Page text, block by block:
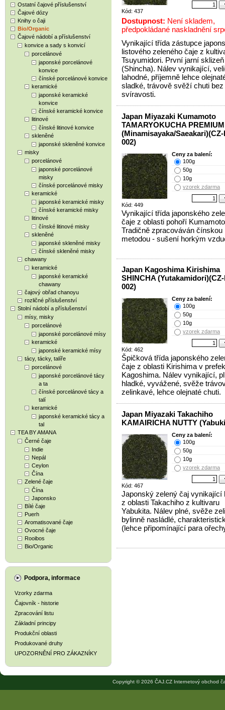
Ostatní čajové příslušenství
Čajové dózy
Knihy o čaji
Bio/Organic
Čajové nádobí a příslušenství
konvice a sady s konvicí
porcelánové
japonské porcelánové
konvice
čínské porcelánové konvice
keramické
japonské keramické
konvice
čínské keramické konvice
litinové
čínské litinové konvice
skleněné
japonské skleněné konvice
misky
porcelánové
japonské porcelánové
misky
čínské porcelánové misky
keramické
japonské keramické misky
čínské keramické misky
litinové
čínské litinové misky
skleněné
japonské skleněné misky
čínské skleněné misky
chawany
keramické
japonské keramické
chawany
čajový obřad chanoyu
rozličné příslušenství
Stolní nádobí a příslušenství
mísy, misky
porcelánové
japonské porcelánové mísy
keramické
japonské keramické mísy
tácy, tácky, talíře
porcelánové
japonské porcelánové tácy
a ta
čínské porcelánové tácy a
talí
keramické
japonské keramické tácy a
tal
TEA BY AMANA
Černé čaje
Indie
Nepál
Ceylon
Čína
Zelené čaje
Čína
Japonsko
Bílé čaje
Puerh
Aromatisované čaje
Ovocné čaje
Rooibos
Bio/Organic
Podpora, informace
Vzorky zdarma
Čajovník - historie
Zpracování listu
Základní principy
Produkční oblasti
Produkované druhy
UPOZORNĚNÍ PRO ZÁKAZNÍKY
Kód: 437
Dostupnost: Není skladem,
předpokládané naskladnění
Vynikající třída zástupce
listového zeleného čaje z
Tsuyumidori. První jarní sklizeň
(Shincha). Nálev vynikající,
lahodné, příjemně lehce
sladké, trávově svěží chuti bez
svíravosti.
Japan Miyazaki Kumamoto
TAMARYOKUCHA PREMIUM
(Minamisayaka/
002)
Kód: 449
Ceny za balení:
100g
50g
10g
vzorek zdarma
Vynikající třída japonského
čaje z oblasti pohoří
Tradičně zpracováván čínskou
metodou - sušení horkým
Japan Kagoshima Kirishima
SHINCHA
002)
Kód: 462
Ceny za balení:
100g
50g
10g
vzorek zdarma
Špičková třída japonského
čaje z oblasti Kirishima v
Kagoshima. Nálev vynikající,
hladké, vyvážené, svěže
zelinkavé, lehce olejnaté chuti.
Japan Miyazaki Takachiho
KAMAIRICHA NUTTY
Kód: 467
Ceny za balení:
100g
50g
10g
vzorek zdarma
Japonský zelený čaj vynikající
z oblasti Takachiho z kultivaru
Yabukita. Nálev plné, svěže
bylinně nasládlé,
(lehce připomínající para
Copyright © 2026 ČAJ.CZ Internetový obchod